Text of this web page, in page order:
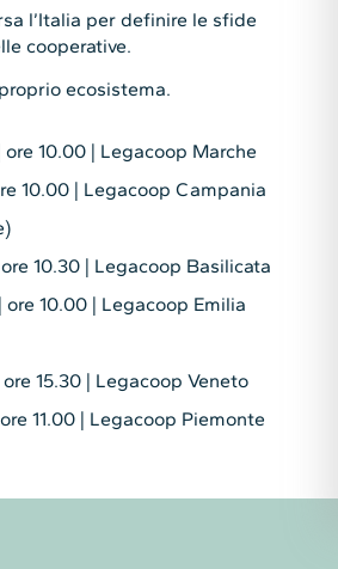
l’Italia per definire le sfide
cooperative.
ecosistema.
ore 10.00 | Legacoop Marche
10.00 | Legacoop Campania
10.30 | Legacoop Basilicata
ore 10.00 | Legacoop Emilia
15.30 | Legacoop Veneto
11.00 | Legacoop Piemonte